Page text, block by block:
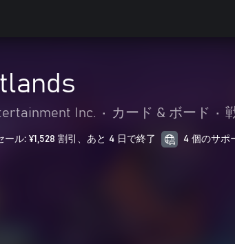
Inc. • カード & ボード •
ール: ¥1,528 割引、あと 4 日で終了 4 個のサポ